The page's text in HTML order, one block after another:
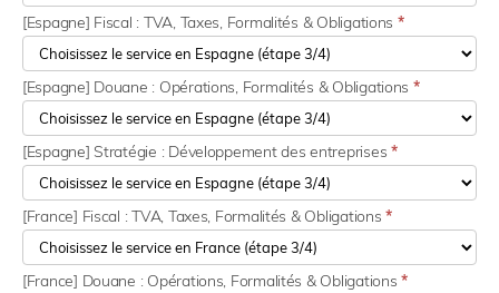
[Espagne] Fiscal : TVA, Taxes, Formalités & Obligations *
[Espagne] Douane : Opérations, Formalités & Obligations *
[Espagne] Stratégie : Développement des entreprises *
[France] Fiscal : TVA, Taxes, Formalités & Obligations*
[France] Douane : Opérations, Formalités & Obligations*